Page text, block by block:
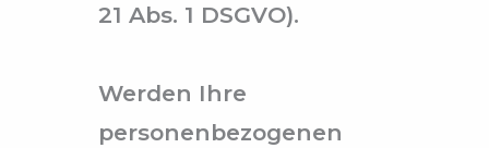
21 Abs. 1 DSGVO).
Werden Ihre
personenbezogenen